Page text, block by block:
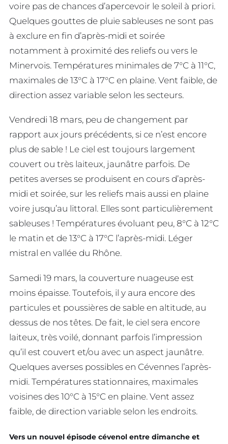
voire pas de chances d’apercevoir le soleil à priori.
Quelques gouttes de pluie sableuses ne sont pas
à exclure en fin d’après-midi et soirée
notamment à proximité des reliefs ou vers le
Minervois. Températures minimales de 7°C à 11°C,
maximales de 13°C à 17°C en plaine. Vent faible, de
direction assez variable selon les secteurs.
Vendredi 18 mars, peu de changement par
rapport aux jours précédents, si ce n’est encore
plus de sable ! Le ciel est toujours largement
couvert ou très laiteux, jaunâtre parfois. De
petites averses se produisent en cours d’après-
midi et soirée, sur les reliefs mais aussi en plaine
voire jusqu’au littoral. Elles sont particulièrement
sableuses ! Températures évoluant peu, 8°C à 12°C
le matin et de 13°C à 17°C l’après-midi. Léger
mistral en vallée du Rhône.
Samedi 19 mars, la couverture nuageuse est
moins épaisse. Toutefois, il y aura encore des
particules et poussières de sable en altitude, au
dessus de nos têtes. De fait, le ciel sera encore
laiteux, très voilé, donnant parfois l’impression
qu’il est couvert et/ou avec un aspect jaunâtre.
Quelques averses possibles en Cévennes l’après-
midi. Températures stationnaires, maximales
voisines des 10°C à 15°C en plaine. Vent assez
faible, de direction variable selon les endroits.
Vers un nouvel épisode cévenol entre dimanche et